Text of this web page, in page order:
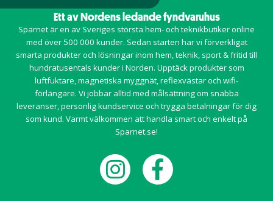
Ett av Nordens ledande fyndvaruhus
Sparnet är en av Sveriges största hem- och teknikbutiker online
med över 500 000 kunder. Sedan starten har vi förverkligat
smarta produkter och lösningar inom hem,teknik, sport & fritid till
hundratusentals kunder i Norden. Upptäck produkter som
luftfuktare, magnetiska myggnät, reflexvästar och wifi-
förlängare. Vi jobbar alltid med målsättning om snabba
leveranser, personlig kundservice och trygga betalningar för dig
som kund. Varmt välkommen att handla smart och enkelt på
Sparnet.se!